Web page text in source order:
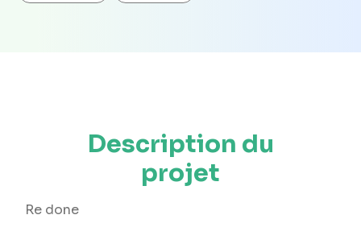
Description du
projet
Re done